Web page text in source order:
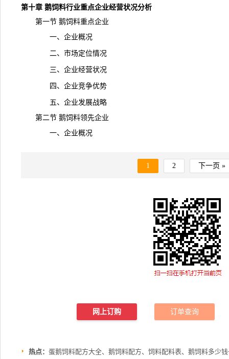
第十章 鹅饲料行业重点企业经营状况分析
第一节 鹅饲料重点企业
一、企业概况
二、市场定位情况
三、企业经营状况
四、企业竞争优势
五、企业发展战略
第二节 鹅饲料领先企业
一、企业概况
1 2 下一页 »
网上订购 订单查询
热点： 蛋鹅饲料配方大全、鹅饲料配方、饲料配料表、鹅饲料多少